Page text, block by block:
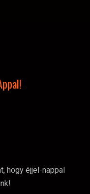
hogy éjjel-nappal